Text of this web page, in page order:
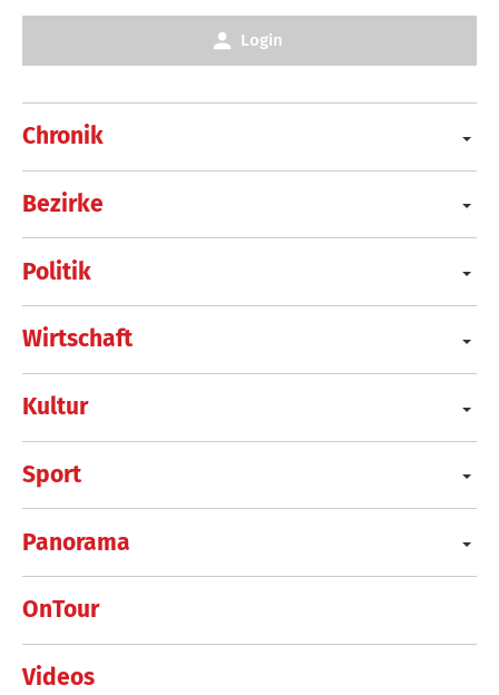
Chronik
Bezirke
Politik
Wirtschaft
Kultur
Sport
Panorama
OnTour
Videos
Login